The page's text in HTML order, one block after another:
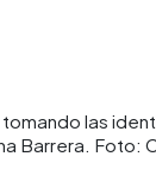
las
Barrera. Foto: